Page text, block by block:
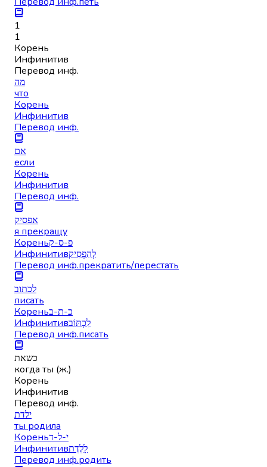
1
1
Корень
Инфинитив
Перевод инф.
מה
что
Корень
Инфинитив
Перевод инф.
אם
если
Корень
Инфинитив
Перевод инф.
אפסיק
я прекращу
Кореньפ-ס-ק
Инфинитивלְהַפְסִיק
Перевод инф.прекратить/перестать
לכתוב
писать
Кореньכ-ת-ב
Инфинитивלִכְתּוֹב
Перевод инф.писать
כשאת
когда ты (ж.)
Корень
Инфинитив
Перевод инф.
ילדת
ты родила
Кореньי-ל-ד
Инфинитивלָלֶדֶת
Перевод инф.родить